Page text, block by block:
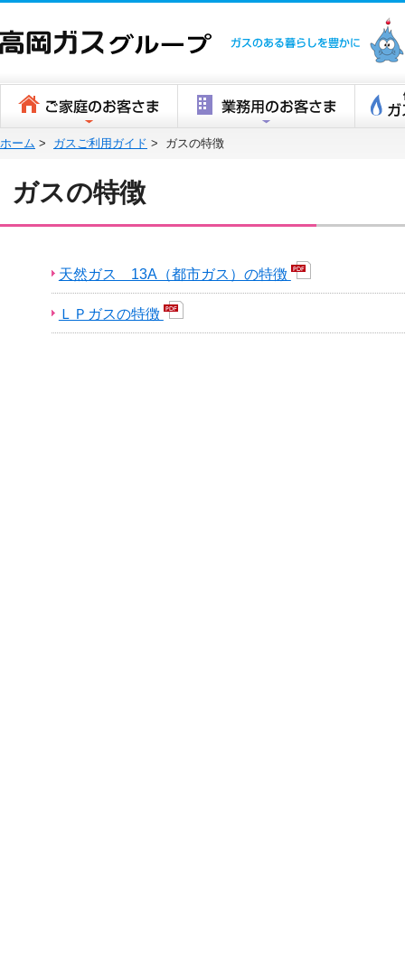
高岡ガスグ
ホーム > ガスご利用ガイド > ガスの特徴
ガスの特徴
天然ガス 13A（都市ガス）の特徴
ＬＰガスの特徴